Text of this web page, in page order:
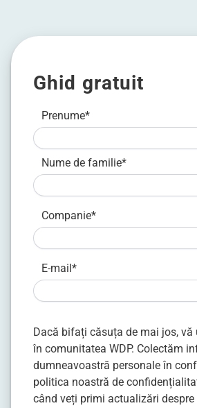
Ghid gratuit
Prenume*
Nume de familie*
Companie*
E-mail*
Dacă bifați căsuța de mai jos, vă
în comunitatea WDP. Colectăm
dumneavoastră personale în
politica noastră de
când veți primi actualizări despre